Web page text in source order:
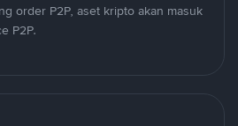
order P2P, aset kripto akan masuk
P2P.